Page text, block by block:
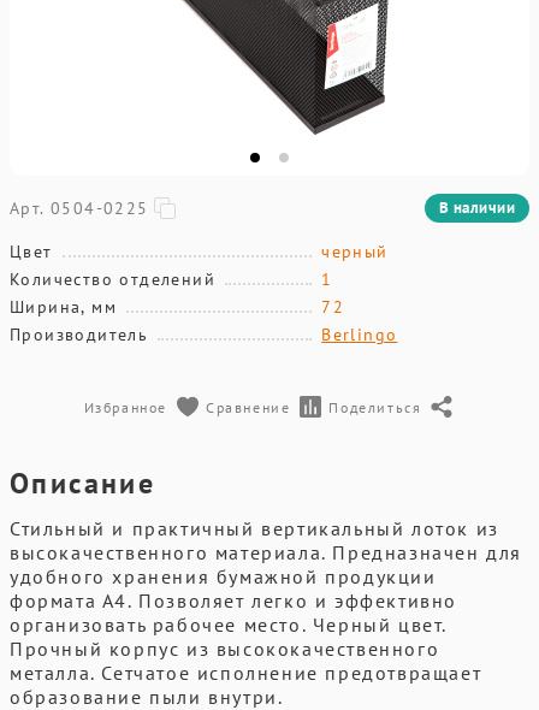
Арт. 0504-0225 В наличии
Цвет
черный
Количество отделений
1
Ширина, мм
72
Производитель
Berlingo
Избранное Сравнение Поделиться
Описание
Стильный и практичный вертикальный лоток из
высокачественного материала. Предназначен для
удобного хранения бумажной продукции
формата А4. Позволяет легко и эффективно
организовать рабочее место. Черный цвет.
Прочный корпус из высококачественного
металла. Сетчатое исполнение предотвращает
образование пыли внутри.